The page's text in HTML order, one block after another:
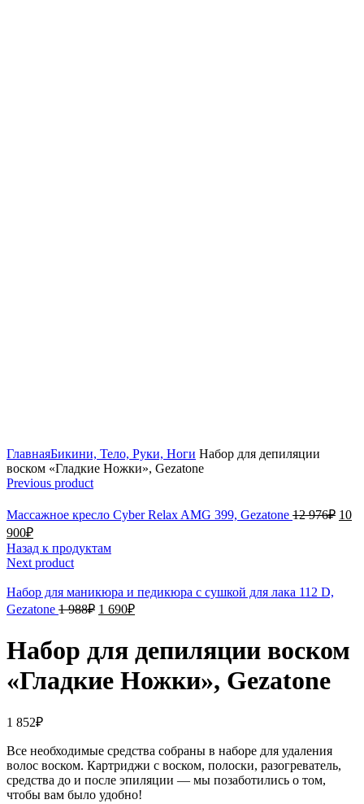
ГлавнаяБикини, Тело, Руки, Ноги Набор для депиляции
воском «Гладкие Ножки», Gezatone
Previous product
Массажное кресло Cyber Relax AMG 399, Gezatone 12 976₽ 10
900₽
Назад к продуктам
Next product
Набор для маникюра и педикюра с сушкой для лака 112 D,
Gezatone 1 988₽ 1 690₽
Набор для депиляции воском
«Гладкие Ножки», Gezatone
1 852₽
Все необходимые средства собраны в наборе для удаления
волос воском. Картриджи с воском, полоски, разогреватель,
средства до и после эпиляции — мы позаботились о том,
чтобы вам было удобно!